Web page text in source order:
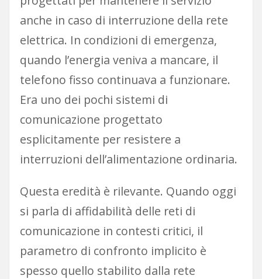
anche in caso di interruzione della rete
elettrica. In condizioni di emergenza,
quando l’energia veniva a mancare, il
telefono fisso continuava a funzionare.
Era uno dei pochi sistemi di
comunicazione progettato
esplicitamente per resistere a
interruzioni dell’alimentazione ordinaria.
Questa eredità è rilevante. Quando oggi
si parla di affidabilità delle reti di
comunicazione in contesti critici, il
parametro di confronto implicito è
spesso quello stabilito dalla rete